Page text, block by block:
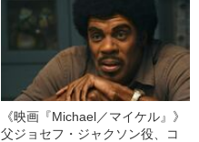
《映画『Michael／マイケル』》
父ジョセフ・ジャクソン役、コ